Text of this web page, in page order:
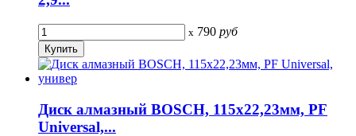
x 790 руб
Диск алмазный BOSCH, 115x22,23мм, PF
Universal,...